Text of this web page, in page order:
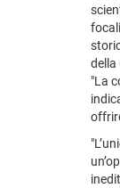
della
"La